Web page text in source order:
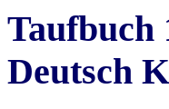
Taufbuch
Deutsch